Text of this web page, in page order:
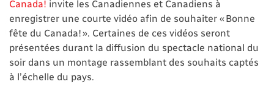
Canada! invite les Canadiennes et Canadiens à
enregistrer une courte vidéo afin de souhaiter « Bonne
fête du Canada! ». Certaines de ces vidéos seront
présentées durant la diffusion du spectacle national du
soir dans un montage rassemblant des souhaits captés
à l’échelle du pays.